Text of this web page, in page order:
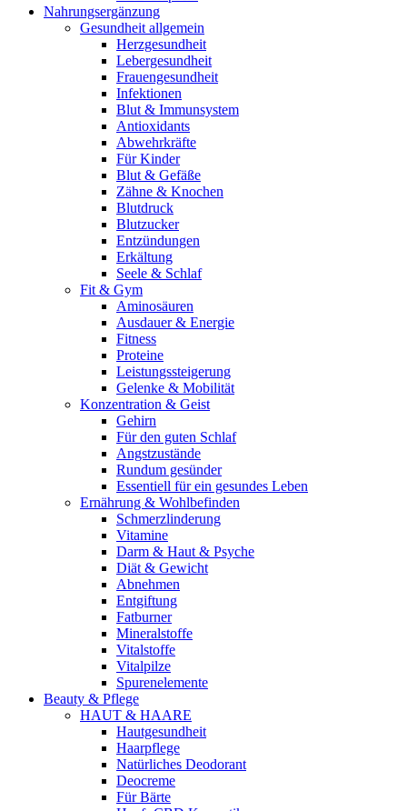
Nahrungsergänzung
Gesundheit allgemein
Herzgesundheit
Lebergesundheit
Frauengesundheit
Infektionen
Blut & Immunsystem
Antioxidants
Abwehrkräfte
Für Kinder
Blut & Gefäße
Zähne & Knochen
Blutdruck
Blutzucker
Entzündungen
Erkältung
Seele & Schlaf
Fit & Gym
Aminosäuren
Ausdauer & Energie
Fitness
Proteine
Leistungssteigerung
Gelenke & Mobilität
Konzentration & Geist
Gehirn
Für den guten Schlaf
Angstzustände
Rundum gesünder
Essentiell für ein gesundes Leben
Ernährung & Wohlbefinden
Schmerzlinderung
Vitamine
Darm & Haut & Psyche
Diät & Gewicht
Abnehmen
Entgiftung
Fatburner
Mineralstoffe
Vitalstoffe
Vitalpilze
Spurenelemente
Beauty & Pflege
HAUT & HAARE
Hautgesundheit
Haarpflege
Natürliches Deodorant
Deocreme
Für Bärte